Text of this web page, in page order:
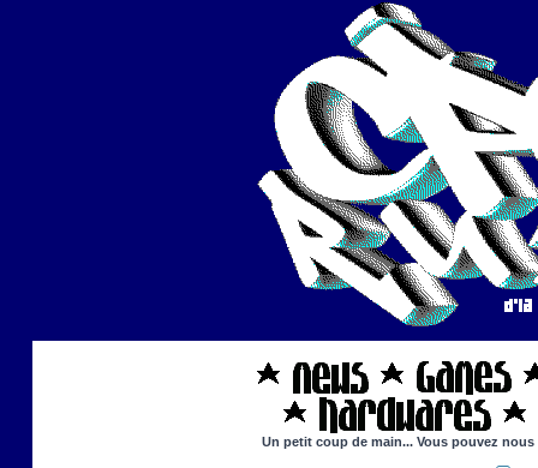
Un petit coup de main... Vous pouvez